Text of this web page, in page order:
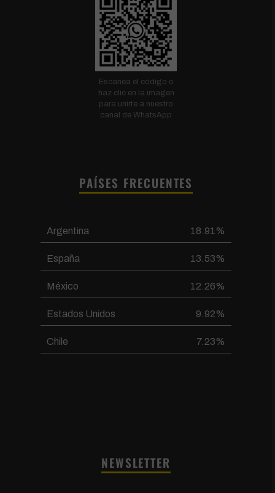
Escanea el código o
haz clic en la imagen
para unirte a nuestro
canal de WhatsApp
PAÍSES FRECUENTES
Argentina 18.91%
España 13.53%
México 12.26%
Estados Unidos 9.92%
Chile 7.23%
NEWSLETTER